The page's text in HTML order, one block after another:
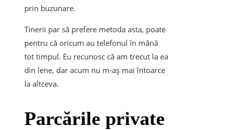
prin buzunare.
Tinerii par să prefere metoda asta, poate
pentru că oricum au telefonul în mână
tot timpul. Eu recunosc că am trecut la ea
din lene, dar acum nu m-aș mai întoarce
la altceva.
Parcările private